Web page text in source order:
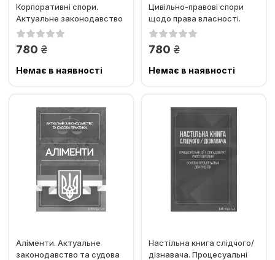
Корпоративні спори.
Актуальне законодавство
та судова практика
780 грн.
Немає в наявності
Цивільно-правові спори
щодо права власності.
Актуальне законодавство
780 грн.
Немає в наявності
Аліменти. Актуальне
законодавство та судова
Настільна книга слідчого/
дізнавача. Процесуальні